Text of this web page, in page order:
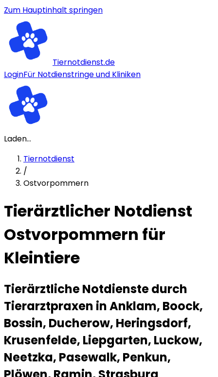
Zum Hauptinhalt springen
Tiernotdienst.de
LoginFür Notdienstringe und Kliniken
Laden...
Tiernotdienst
/
Ostvorpommern
Tierärztlicher Notdienst
Ostvorpommern für
Kleintiere
Tierärztliche Notdienste durch
Tierarztpraxen in Anklam, Boock,
Bossin, Ducherow, Heringsdorf,
Krusenfelde, Liepgarten, Luckow,
Neetzka, Pasewalk, Penkun,